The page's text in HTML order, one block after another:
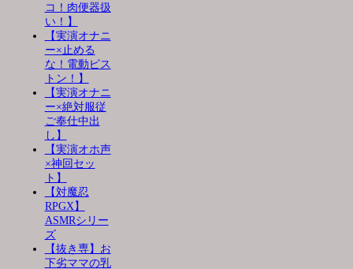
コ！肉便器扱
い！】
【実演オナニ
ー×止める
な！電動ピス
トン！】
【実演オナニ
ー×絶対服従
ご奉仕中出
し】
【実演オホ声
×神回セッ
ト】
【対魔忍
RPGX】
ASMRシリー
ズ
【抜き専】お
下劣ママの乳